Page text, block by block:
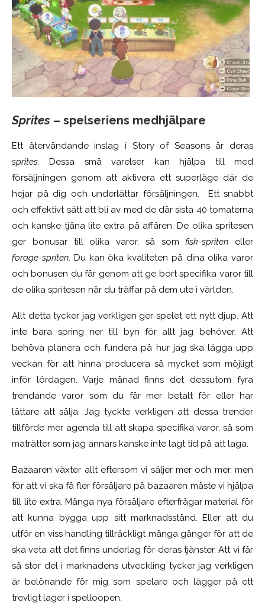
Sprites – spelseriens medhjälpare
Ett återvändande inslag i Story of Seasons är deras
sprites.Dessa små varelser kan hjälpa till med
försäljningen genom att aktivera ett superläge där de
hejar på dig och underlättar försäljningen. Ett snabbt
och effektivt sätt att bli av med de där sista 40 tomaterna
och kanske tjäna lite extra på affären. De olika spritesen
ger bonusar till olika varor, så somfisk-spriten eller
forage-spriten. Du kan öka kvaliteten på dina olika varor
och bonusen du får genom att ge bort specifika varor till
de olika spritesen när du träffar på dem ute i världen.
Allt detta tycker jag verkligen ger spelet ett nytt djup. Att
inte bara spring ner till byn för allt jag behöver. Att
behöva planera och fundera på hur jag ska lägga upp
veckan för att hinna producera så mycket som möjligt
inför lördagen. Varje månad finns det dessutom fyra
trendande varor som du får mer betalt för eller har
lättare att sälja. Jag tyckte verkligen att dessa trender
tillförde mer agenda till att skapa specifika varor, så som
maträtter som jag annars kanske inte lagt tid på att laga.
Bazaaren växter allt eftersom vi säljer mer och mer, men
för att vi ska få fler försäljare på bazaaren måste vi hjälpa
till lite extra. Många nya försäljare efterfrågar material för
att kunna bygga upp sitt marknadsstånd. Eller att du
utför en viss handling tillräckligt många gånger för att de
ska veta att det finns underlag för deras tjänster. Att vi får
så stor del i marknadens utveckling tycker jag verkligen
är belönande för mig som spelare och lägger på ett
trevligt lager i spelloopen.